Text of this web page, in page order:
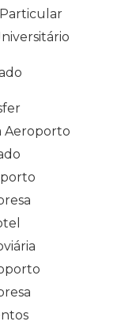
Aeroporto